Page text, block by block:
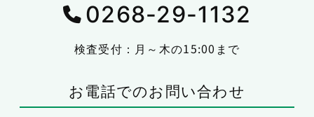
0268-29-1132
検査受付：月～木の15:00まで
お電話でのお問い合わせ